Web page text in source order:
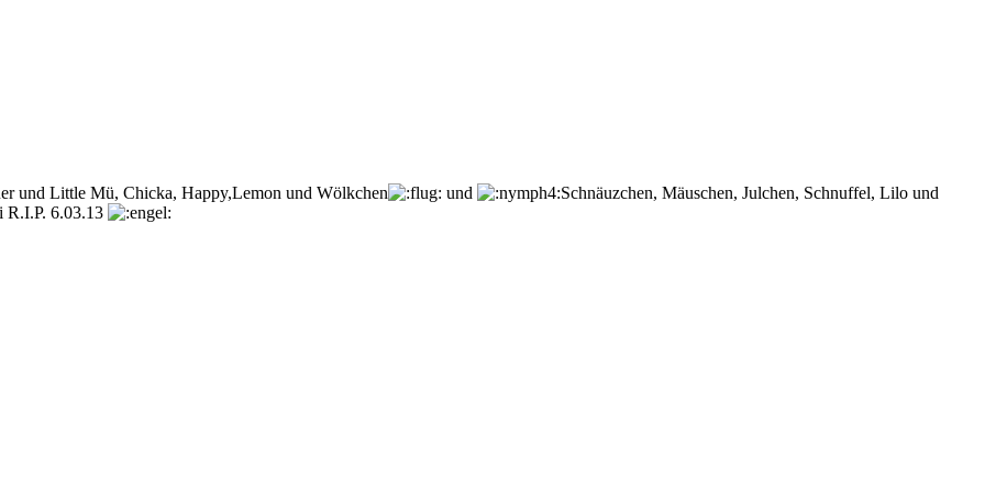
und Little Mü, Chicka, Happy,Lemon und Wölkchen und
Schnäuzchen, Mäuschen, Julchen, Schnuffel, Lilo und
6.03.13